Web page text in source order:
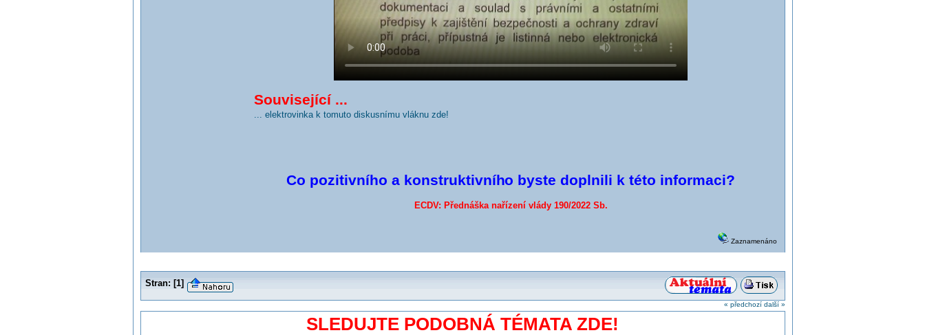
Související ...
... elektrovinka k tomuto diskusnímu vláknu zde!
Co pozitivního a konstruktivního byste doplnili k této informaci?
ECDV: Přednáška nařízení vlády 190/2022 Sb.
Zaznamenáno
Stran: [1]
« předchozí další »
SLEDUJTE PODOBNÁ TÉMATA ZDE!